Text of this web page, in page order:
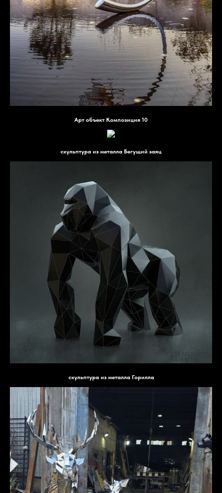
Арт объект Композиция 10
скульптура из металла Бегущий заяц
скульптура из металла Горилла